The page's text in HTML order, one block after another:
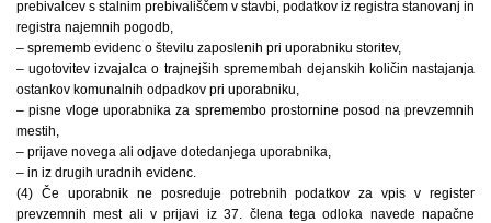
prebivalcev s stalnim prebivališčem v stavbi, podatkov iz registra stanovanj in
registra najemnih pogodb,
– sprememb evidenc o številu zaposlenih pri uporabniku storitev,
– ugotovitev izvajalca o trajnejših spremembah dejanskih količin nastajanja
ostankov komunalnih odpadkov pri uporabniku,
– pisne vloge uporabnika za spremembo prostornine posod na prevzemnih
mestih,
– prijave novega ali odjave dotedanjega uporabnika,
– in iz drugih uradnih evidenc.
(4) Če uporabnik ne posreduje potrebnih podatkov za vpis v register
prevzemnih mest ali v prijavi iz 37. člena tega odloka navede napačne